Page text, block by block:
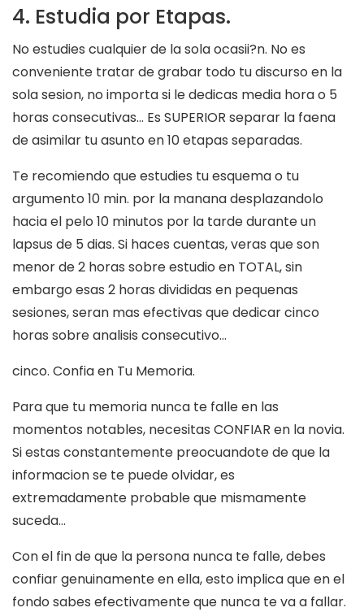
4. Estudia por Etapas.
No estudies cualquier de la sola ocasii?n. No es
conveniente tratar de grabar todo tu discurso en la
sola sesion, no importa si le dedicas media hora o 5
horas consecutivas… Es SUPERIOR separar la faena
de asimilar tu asunto en 10 etapas separadas.
Te recomiendo que estudies tu esquema o tu
argumento 10 min. por la manana desplazandolo
hacia el pelo 10 minutos por la tarde durante un
lapsus de 5 dias. Si haces cuentas, veras que son
menor de 2 horas sobre estudio en TOTAL, sin
embargo esas 2 horas divididas en pequenas
sesiones, seran mas efectivas que dedicar cinco
horas sobre analisis consecutivo…
cinco. Confia en Tu Memoria.
Para que tu memoria nunca te falle en las
momentos notables, necesitas CONFIAR en la novia.
Si estas constantemente preocuandote de que la
informacion se te puede olvidar, es
extremadamente probable que mismamente
suceda…
Con el fin de que la persona nunca te falle, debes
confiar genuinamente en ella, esto implica que en el
fondo sabes efectivamente que nunca te va a fallar.